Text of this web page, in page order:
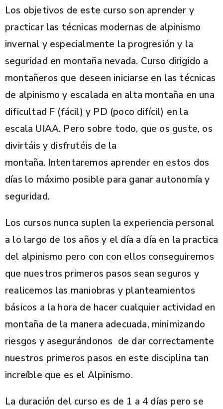
Los objetivos de este curso son aprender y
practicar las técnicas modernas de alpinismo
invernal y especialmente la progresión y la
seguridad en montaña nevada. Curso dirigido a
montañeros que deseen iniciarse en las técnicas
de alpinismo y escalada en alta montaña en una
dificultad F (fácil) y PD (poco difícil) en la
escala UIAA. Pero sobre todo, que os guste, os
divirtáis y disfrutéis de la
montaña. Intentaremos aprender en estos dos
días lo máximo posible para ganar autonomía y
seguridad.
Los cursos nunca suplen la experiencia personal
a lo largo de los años y el día a día en la practica
del alpinismo pero con con ellos conseguiremos
que nuestros primeros pasos sean seguros y
realicemos las maniobras y planteamientos
básicos a la hora de hacer cualquier actividad en
montaña de la manera adecuada, minimizando
riesgos y asegurándonos de dar correctamente
nuestros primeros pasos en este disciplina tan
increíble que es el Alpinismo.
La duración del curso es de 1 a 4 días pero se